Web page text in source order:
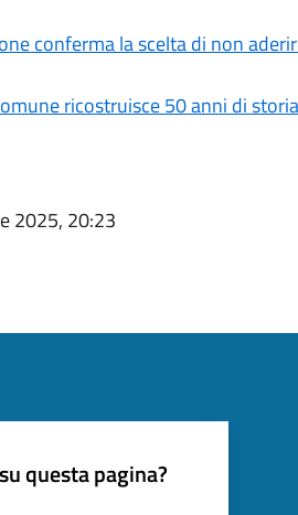
conferma la scelta di non
ricostruisce 50 anni di
2025, 20:23
questa pagina?